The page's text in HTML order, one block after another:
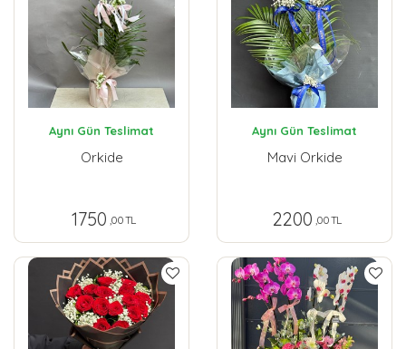
Aynı Gün Teslimat
Orkide
1750 ,00 TL
Aynı Gün Teslimat
Mavi Orkide
2200 ,00 TL